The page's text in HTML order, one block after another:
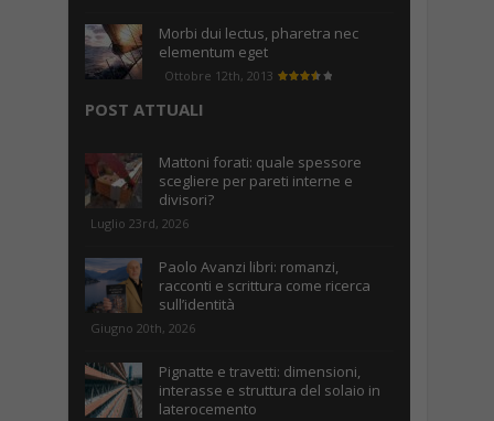
Morbi dui lectus, pharetra nec
elementum eget
Ottobre 12th, 2013
POST ATTUALI
Mattoni forati: quale spessore
scegliere per pareti interne e
divisori?
Luglio 23rd, 2026
Paolo Avanzi libri: romanzi,
racconti e scrittura come ricerca
sull’identità
Giugno 20th, 2026
Pignatte e travetti: dimensioni,
interasse e struttura del solaio in
laterocemento